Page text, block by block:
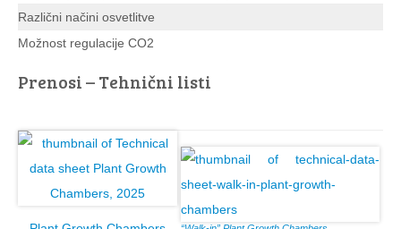
Različni načini osvetlitve
Možnost regulacije CO2
Prenosi – Tehnični listi